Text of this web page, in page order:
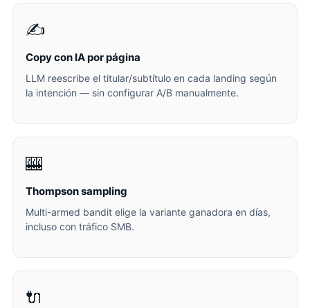
✍️
Copy con IA por página
LLM reescribe el titular/subtítulo en cada landing según
la intención — sin configurar A/B manualmente.
🎰
Thompson sampling
Multi-armed bandit elige la variante ganadora en días,
incluso con tráfico SMB.
🔌